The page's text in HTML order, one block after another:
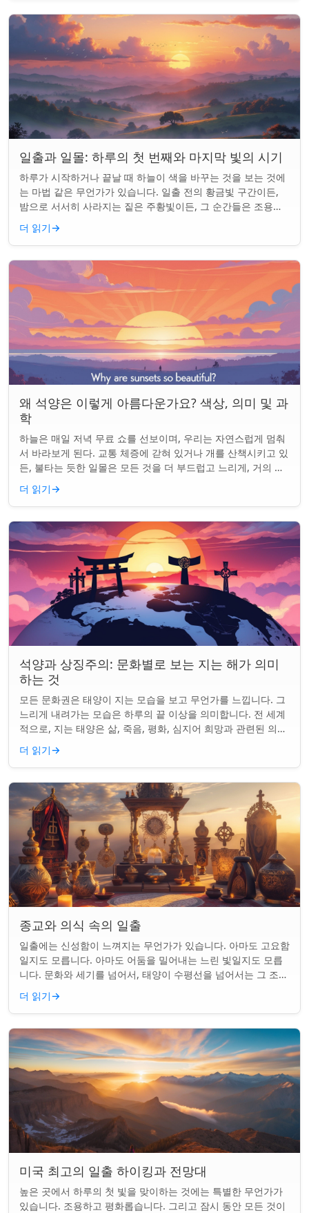
일출과 일몰: 하루의 첫 번째와 마지막 빛의 시기
하루가 시작하거나 끝날 때 하늘이 색을 바꾸는 것을 보는 것에
는 마법 같은 무언가가 있습니다. 일출 전의 황금빛 구간이든,
밤으로 서서히 사라지는 짙은 주황빛이든, 그 순간들은 조용한
경이로움으로 우리의 하루를 시작...
더 읽기→
왜 석양은 이렇게 아름다운가요? 색상, 의미 및 과
학
하늘은 매일 저녁 무료 쇼를 선보이며, 우리는 자연스럽게 멈춰
서 바라보게 된다. 교통 체증에 갇혀 있거나 개를 산책시키고 있
든, 불타는 듯한 일몰은 모든 것을 더 부드럽고 느리게, 거의 신
성하게 느끼게 만든다. 하지...
더 읽기→
석양과 상징주의: 문화별로 보는 지는 해가 의미
하는 것
모든 문화권은 태양이 지는 모습을 보고 무언가를 느낍니다. 그
느리게 내려가는 모습은 하루의 끝 이상을 의미합니다. 전 세계
적으로, 지는 태양은 삶, 죽음, 평화, 심지어 희망과 관련된 의미
를 갖게 되었습니다. 같은...
더 읽기→
종교와 의식 속의 일출
일출에는 신성함이 느껴지는 무언가가 있습니다. 아마도 고요함
일지도 모릅니다. 아마도 어둠을 밀어내는 느린 빛일지도 모릅
니다. 문화와 세기를 넘어서, 태양이 수평선을 넘어서는 그 조용
한 순간은 단순한 아침 그 이상이었...
더 읽기→
미국 최고의 일출 하이킹과 전망대
높은 곳에서 하루의 첫 빛을 맞이하는 것에는 특별한 무언가가
있습니다. 조용하고 평화롭습니다. 그리고 잠시 동안 모든 것이